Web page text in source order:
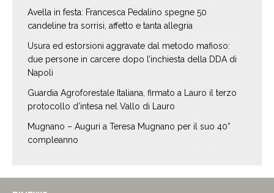
Avella in festa: Francesca Pedalino spegne 50
candeline tra sorrisi, affetto e tanta allegria
Usura ed estorsioni aggravate dal metodo mafioso:
due persone in carcere dopo l’inchiesta della DDA di
Napoli
Guardia Agroforestale Italiana, firmato a Lauro il terzo
protocollo d’intesa nel Vallo di Lauro
Mugnano – Auguri a Teresa Mugnano per il suo 40°
compleanno